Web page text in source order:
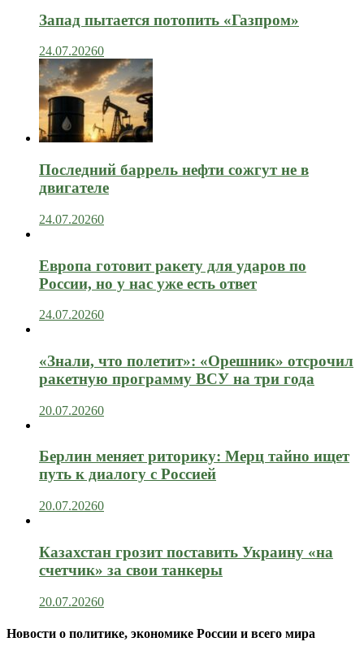
Запад пытается потопить «Газпром»
24.07.20260
Последний баррель нефти сожгут не в
двигателе
24.07.20260
Европа готовит ракету для ударов по
России, но у нас уже есть ответ
24.07.20260
«Знали, что полетит»: «Орешник» отсрочил
ракетную программу ВСУ на три года
20.07.20260
Берлин меняет риторику: Мерц тайно ищет
путь к диалогу с Россией
20.07.20260
Казахстан грозит поставить Украину «на
счетчик» за свои танкеры
20.07.20260
Новости о политике, экономике России и всего мира